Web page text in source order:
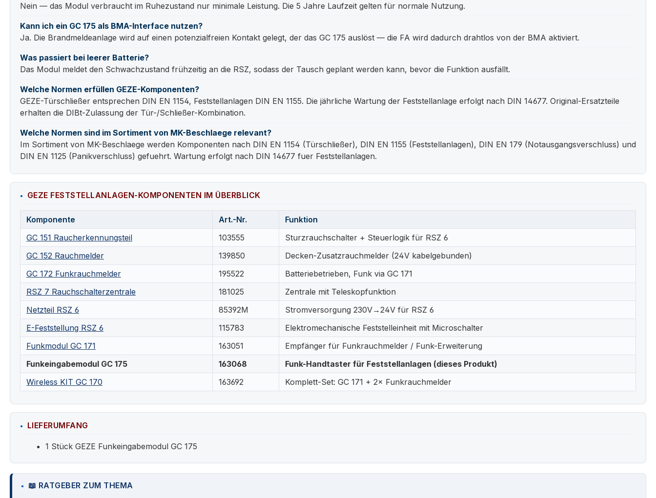
Nein — das Modul verbraucht im Ruhezustand nur minimale Leistung. Die 5 Jahre Laufzeit gelten für normale Nutzung.
Kann ich ein GC 175 als BMA-Interface nutzen?
Ja. Die Brandmeldeanlage wird auf einen potenzialfreien Kontakt gelegt, der das GC 175 auslöst — die FA wird dadurch drahtlos von der BMA aktiviert.
Was passiert bei leerer Batterie?
Das Modul meldet den Schwachzustand frühzeitig an die RSZ, sodass der Tausch geplant werden kann, bevor die Funktion ausfällt.
Welche Normen erfüllen GEZE-Komponenten?
GEZE-Türschließer entsprechen DIN EN 1154, Feststellanlagen DIN EN 1155. Die jährliche Wartung der Feststellanlage erfolgt nach DIN 14677. Original-Ersatzteile
erhalten die DIBt-Zulassung der Tür-/Schließer-Kombination.
Welche Normen sind im Sortiment von MK-Beschlaege relevant?
Im Sortiment von MK-Beschlaege werden Komponenten nach DIN EN 1154 (Türschließer), DIN EN 1155 (Feststellanlagen), DIN EN 179 (Notausgangsverschluss) und
DIN EN 1125 (Panikverschluss) gefuehrt. Wartung erfolgt nach DIN 14677 fuer Feststellanlagen.
GEZE FESTSTELLANLAGEN-KOMPONENTEN IM ÜBERBLICK
Komponente Art.-Nr.
Funktion
GC 151 Raucherkennungsteil
103555
Sturzrauchschalter + Steuerlogik für RSZ 6
GC 152 Rauchmelder
139850
Decken-Zusatzrauchmelder (24V kabelgebunden)
GC 172 Funkrauchmelder
195522
Batteriebetrieben, Funk via GC 171
RSZ 7 Rauchschalterzentrale
181025
Zentrale mit Teleskopfunktion
Netzteil RSZ 6
85392M
Stromversorgung 230V→24V für RSZ 6
E-Feststellung RSZ 6
115783
Elektromechanische Feststelleinheit mit Microschalter
Funkmodul GC 171
163051
Empfänger für Funkrauchmelder / Funk-Erweiterung
Funkeingabemodul GC 175
163068
Funk-Handtaster für Feststellanlagen (dieses Produkt)
Wireless KIT GC 170
163692 Komplett-Set: GC 171 + 2× Funkrauchmelder
LIEFERUMFANG
1 Stück GEZE Funkeingabemodul GC 175
📖 RATGEBER ZUM THEMA